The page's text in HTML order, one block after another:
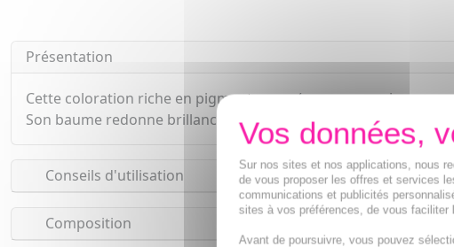
Présentation
Cette coloration riche en pigments purs (sans ammoniaque,
Son baume redonne brillance et douceur aux cheveux.
Conseils d'utilisation
Composition
Sur nos sites et nos applications, nous
de vous proposer les offres et services
communications et publicités
sites à vos préférences, de vous
Avant de poursuivre, vous pouvez